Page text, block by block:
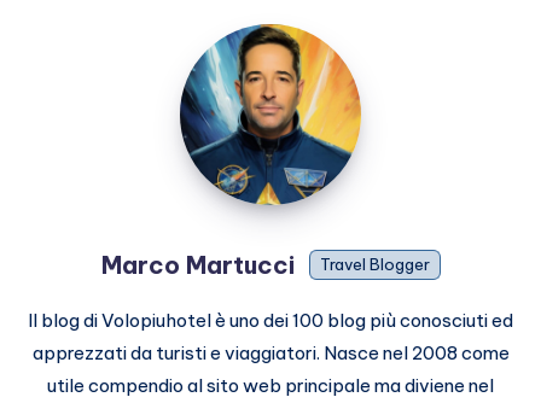
Marco
Martucci
Marco Martucci Travel Blogger
Il blog di Volopiuhotel è uno dei 100 blog più conosciuti ed
apprezzati da turisti e viaggiatori. Nasce nel 2008 come
utile compendio al sito web principale ma diviene nel